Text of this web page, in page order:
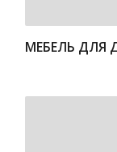
МЕБЕЛЬ ДЛЯ